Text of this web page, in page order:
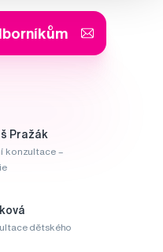
Pražák
konzultace –
dětského